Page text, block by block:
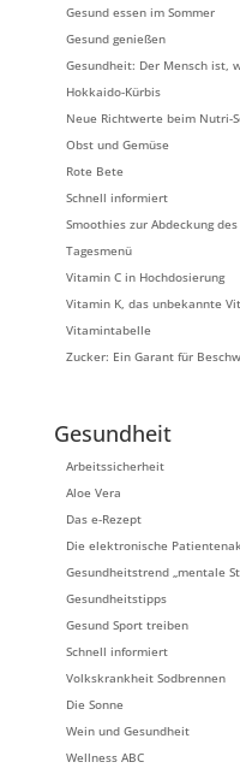
Gesund essen im Sommer
Gesund genießen
Gesundheit: Der Mensch ist,
Hokkaido-Kürbis
Neue Richtwerte beim Nutri-
Obst und Gemüse
Rote Bete
Schnell informiert
Smoothies zur Abdeckung
Tagesmenü
Vitamin C in Hochdosierung
Vitamin K, das unbekannte
Vitamintabelle
Zucker: Ein Garant für
Gesundheit
Arbeitssicherheit
Aloe Vera
Das e-Rezept
Die elektronische
Gesundheitstrend „mentale
Gesundheitstipps
Gesund Sport treiben
Schnell informiert
Volkskrankheit Sodbrennen
Die Sonne
Wein und Gesundheit
Wellness ABC